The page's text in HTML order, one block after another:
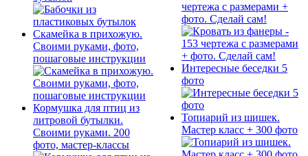
Скамейка в прихожую.
Своими руками, фото,
пошаговые инструкции
Кормушка для птиц из
литровой бутылки.
Своими руками. 200
фото, мастер-классы
чертежа с размерами +
фото. Сделай сам!
Интересные беседки 5
фото
Топиарий из шишек.
Мастер класс + 300 фото